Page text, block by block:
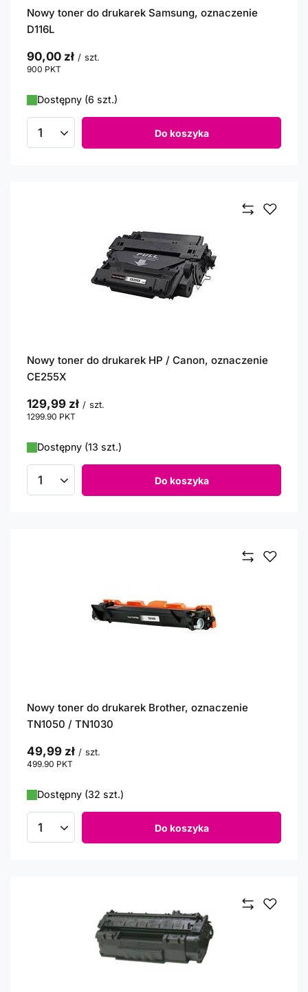
Nowy toner do drukarek Samsung, oznaczenie
D116L
90,00 zł / szt.
900 PKT
Dostępny (6 szt.)
Ilość produktów Do koszyka
Nowy toner do drukarek HP / Canon, oznaczenie
CE255X
129,99 zł / szt.
1299.90 PKT
Dostępny (13 szt.)
Ilość produktów Do koszyka
Nowy toner do drukarek Brother, oznaczenie
TN1050 / TN1030
49,99 zł / szt.
499.90 PKT
Dostępny (32 szt.)
Ilość produktów Do koszyka